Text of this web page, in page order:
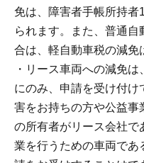
免は、障害者手帳所持者
られます。また、普通
合は、軽自動車税の減免
・リース車両への減免
にのみ、申請を受け付
害をお持ちの方や公益事
の所有者がリース会社で
業を行うための車両であ